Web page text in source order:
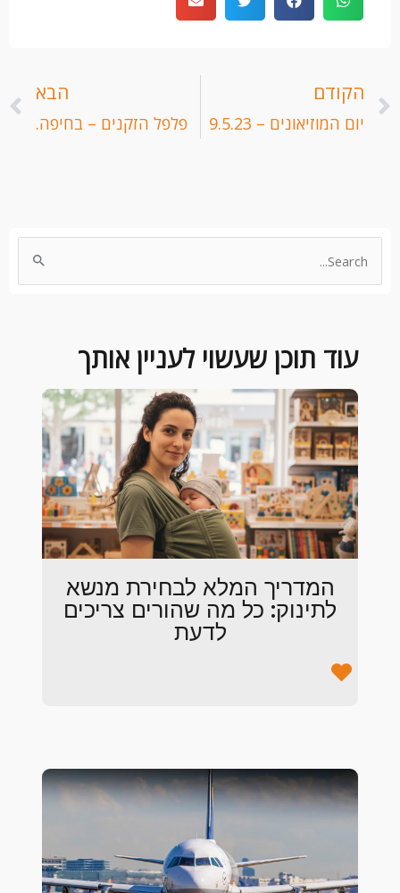
הקודם
יום המוזיאונים – 9.5.23
הבא
פלפל הזקנים – בחיפה.
Search
for:
עוד תוכן שעשוי לעניין אותך
המדריך המלא לבחירת מנשא
לתינוק: כל מה שהורים צריכים
לדעת